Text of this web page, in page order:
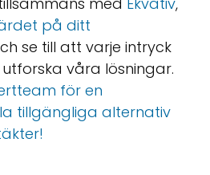
på ditt
se till att varje intryck
våra lösningar.
för en
tillgängliga alternativ